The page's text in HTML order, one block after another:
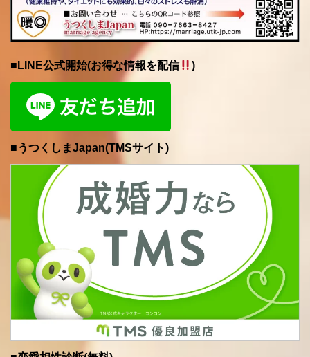
■LINE公式開始(お得な情報を配信 )
■うつくしまJapan(TMSサイト)